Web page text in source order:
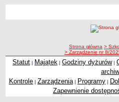
Zespoły Szkół
Techniczne Zakłady Naukowe
PRZEDSZKOLA
Przedszkola Miejskie
ścieżka nawigacji
Strona główna >
> Zarządzenie nr 8/
Statut | Majątek | Godziny dyżurów|
Kontrole | Zarządzenia | Programy |
Zapewnienie